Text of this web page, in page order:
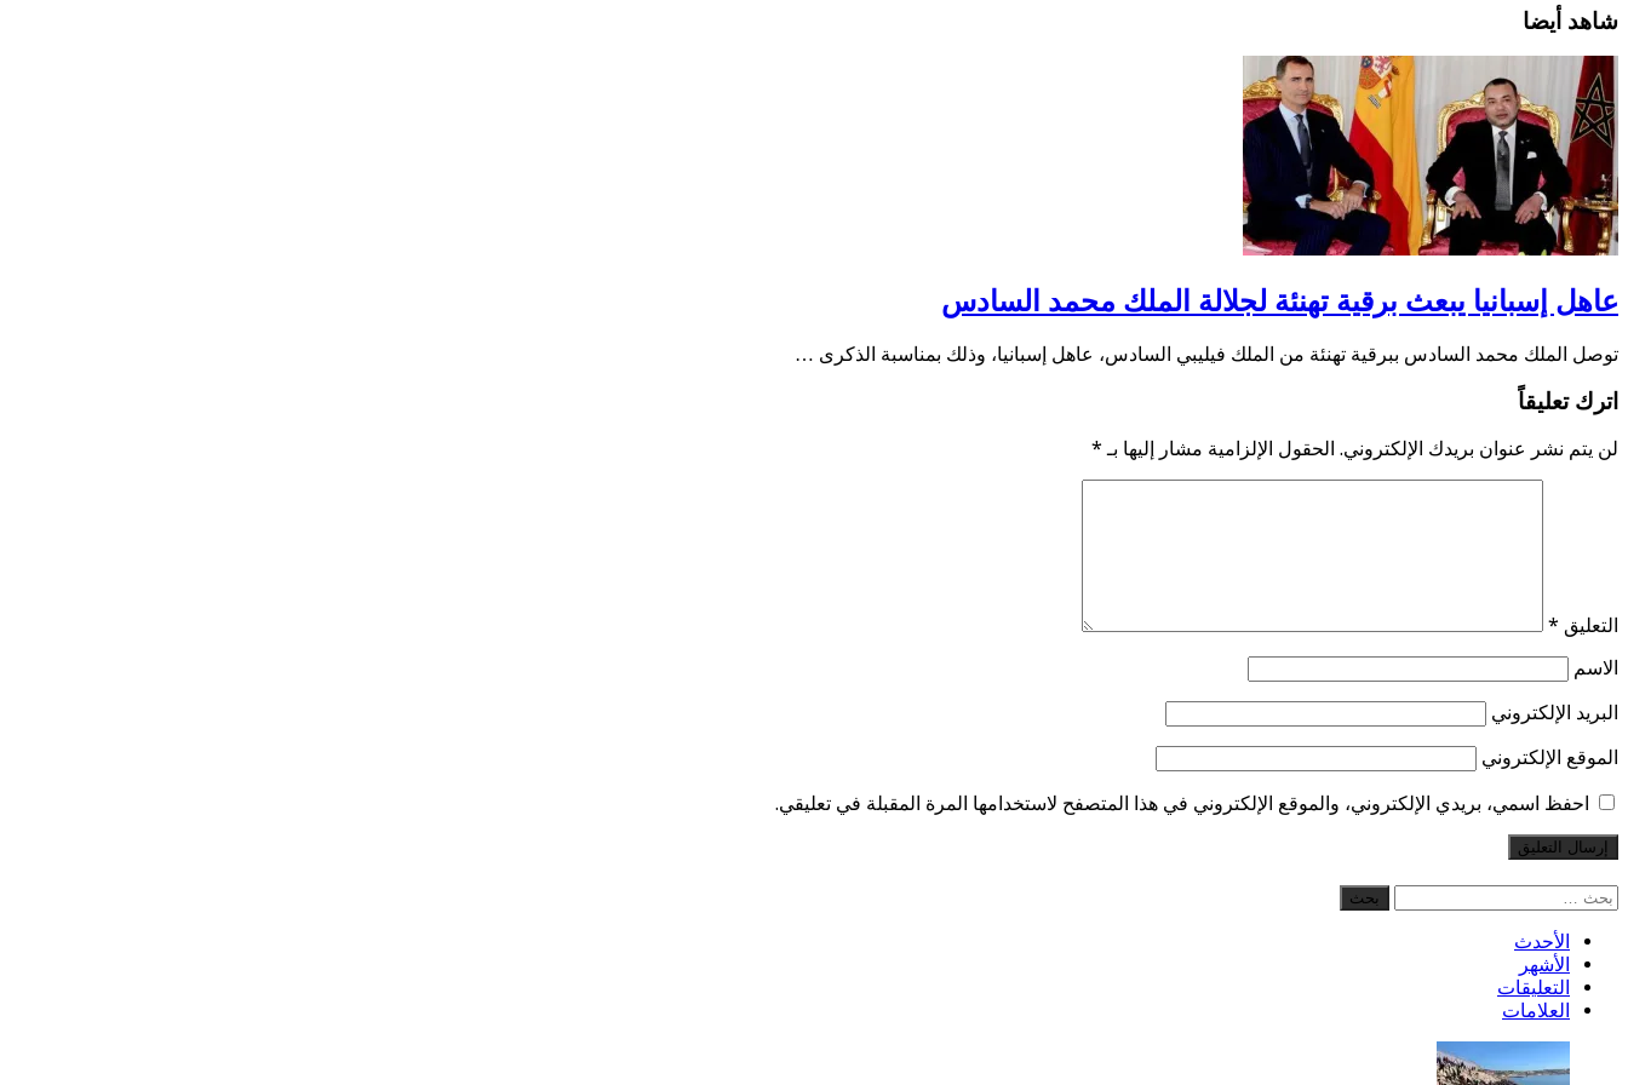
شاهد أيضا
عاهل إسبانيا يبعث برقية تهنئة لجلالة الملك محمد السادس
توصل الملك محمد السادس ببرقية تهنئة من الملك فيليبي السادس، عاهل إسبانيا، وذلك بمناسبة الذكرى …
اترك تعليقاً
لن يتم نشر عنوان بريدك الإلكتروني. الحقول الإلزامية مشار إليها بـ *
التعليق *
الاسم
البريد الإلكتروني
الموقع الإلكتروني
احفظ اسمي، بريدي الإلكتروني، والموقع الإلكتروني في هذا المتصفح لاستخدامها المرة المقبلة في تعليقي.
البحث
عن:
الأحدث
الأشهر
التعليقات
العلامات